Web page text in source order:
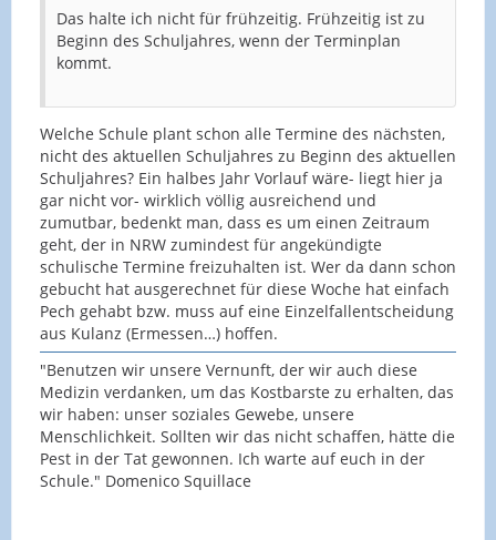
Das halte ich nicht für frühzeitig. Frühzeitig ist zu
Beginn des Schuljahres, wenn der Terminplan
kommt.
Welche Schule plant schon alle Termine des nächsten,
nicht des aktuellen Schuljahres zu Beginn des aktuellen
Schuljahres? Ein halbes Jahr Vorlauf wäre- liegt hier ja
gar nicht vor- wirklich völlig ausreichend und
zumutbar, bedenkt man, dass es um einen Zeitraum
geht, der in NRW zumindest für angekündigte
schulische Termine freizuhalten ist. Wer da dann schon
gebucht hat ausgerechnet für diese Woche hat einfach
Pech gehabt bzw. muss auf eine Einzelfallentscheidung
aus Kulanz (Ermessen…) hoffen.
"Benutzen wir unsere Vernunft, der wir auch diese
Medizin verdanken, um das Kostbarste zu erhalten, das
wir haben: unser soziales Gewebe, unsere
Menschlichkeit. Sollten wir das nicht schaffen, hätte die
Pest in der Tat gewonnen. Ich warte auf euch in der
Schule." Domenico Squillace